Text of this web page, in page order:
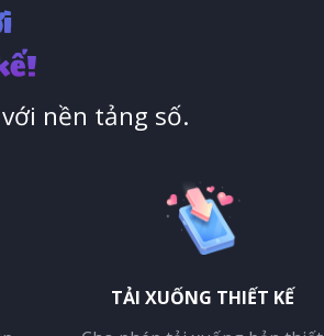
nền tảng số.
TẢI XUỐNG THIẾT KẾ